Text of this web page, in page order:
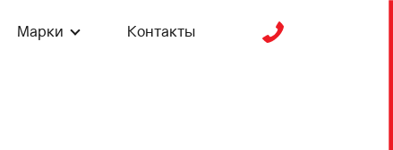
Марки Контакты